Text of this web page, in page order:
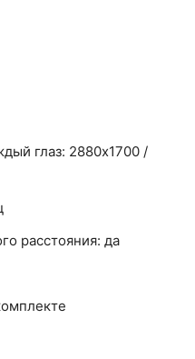
глаз: 2880x1700 /
расстояния: да